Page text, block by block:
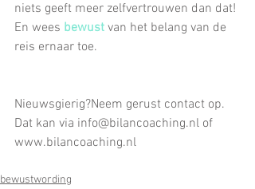
niets geeft meer zelfvertrouwen dan dat!
En wees bewust van het belang van de
reis ernaar toe.
Nieuwsgierig?Neem gerust contact op.
Dat kan via info@bilancoaching.nl of
www.bilancoaching.nl
bewustwording